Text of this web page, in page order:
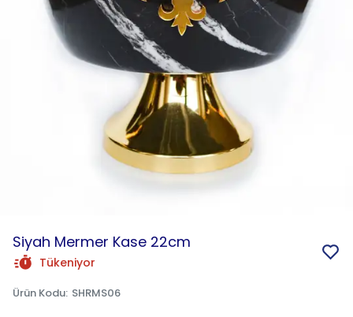
Siyah Mermer Kase 22cm
Tükeniyor
Ürün Kodu: SHRMS06